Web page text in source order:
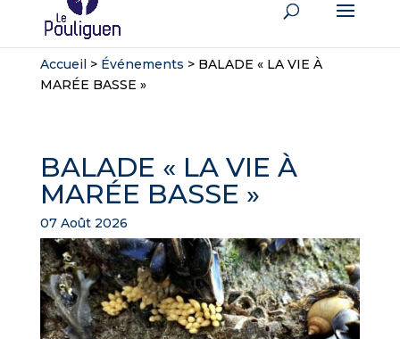
Accueil> Événements > BALADE « LA VIE À
MARÉE BASSE »
BALADE « LA VIE À
MARÉE BASSE »
07 Août 2026